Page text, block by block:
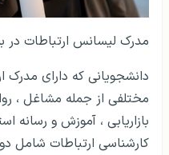
مدرک لیسانس ارتباطات
دانشجویانی که دارای
مختلفی از جمله مشاغل ،
بازاریابی ، آموزش و رسانه
کارشناسی ارتباطات شامل